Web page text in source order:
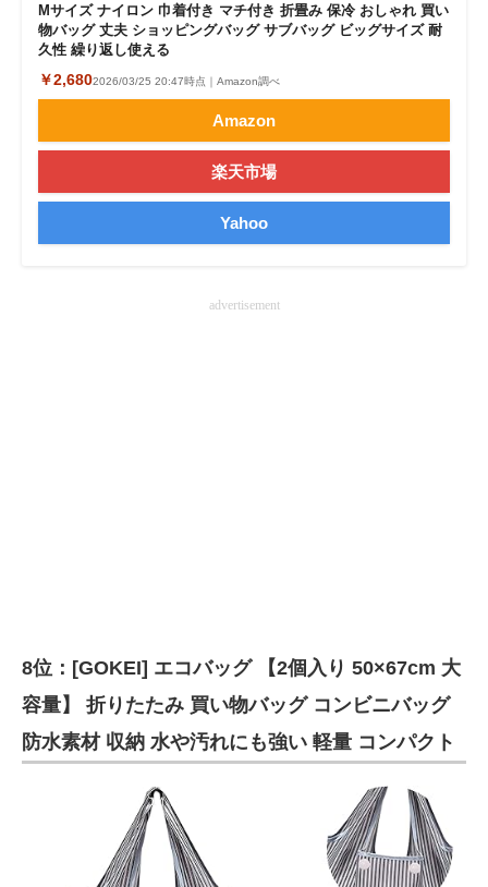
Mサイズ ナイロン 巾着付き マチ付き 折畳み 保冷 おしゃれ 買い
物バッグ 丈夫 ショッピングバッグ サブバッグ ビッグサイズ 耐
久性 繰り返し使える
￥2,6802026/03/25 20:47時点｜Amazon調べ
Amazon
楽天市場
Yahoo
advertisement
8位：[GOKEI] エコバッグ 【2個入り 50×67cm 大
容量】 折りたたみ 買い物バッグ コンビニバッグ
防水素材 収納 水や汚れにも強い 軽量 コンパクト